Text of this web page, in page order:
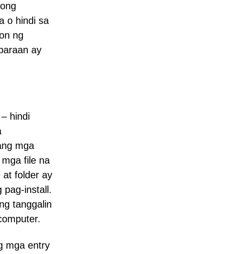
o hindi sa
ng
ay
hindi
mga
file na
at folder ay
pag-install.
tanggalin
mga entry